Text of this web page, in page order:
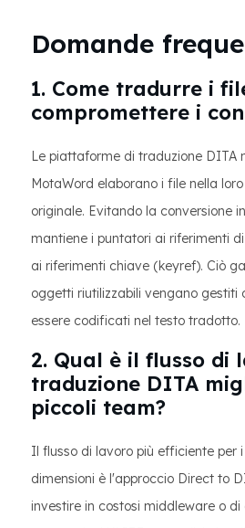
Domande
1. Come tradurre i
compromettere i
Le piattaforme di traduzione DITA
MotaWord elaborano i file nella
originale. Evitando la conversione
mantiene i puntatori ai riferimenti
ai riferimenti chiave (keyref). Ciò
oggetti riutilizzabili vengano gestiti
essere codificati nel testo tradotto.
2. Qual è il flusso di
traduzione DITA
piccoli team?
Il flusso di lavoro più efficiente per
dimensioni è l'approccio Direct to
investire in costosi middleware o